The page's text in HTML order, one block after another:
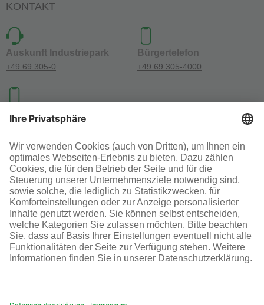
KONTAKT
Auskunft Industriepark
+49 69 305-0
Bürgertelefon
+49 69 305-4000
Investoren-Kontakt
+49 69 305-46300
SOCIAL MEDIA
AGB Impressum Datenschutz Cookie-Einstellungen